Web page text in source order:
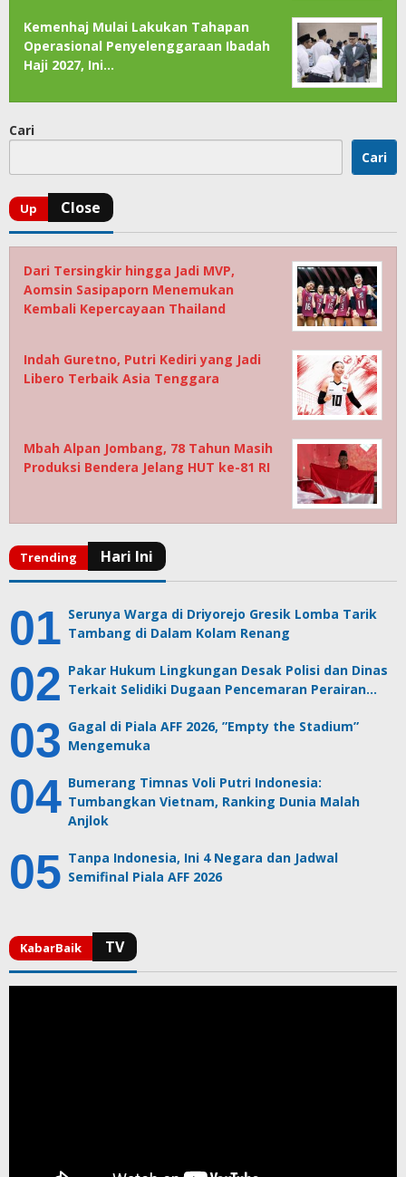
Kemenhaj Mulai Lakukan Tahapan
Operasional Penyelenggaraan Ibadah
Haji 2027, Ini…
Cari
Cari
Dari Tersingkir hingga Jadi MVP,
Aomsin Sasipaporn Menemukan
Kembali Kepercayaan Thailand
Indah Guretno, Putri Kediri yang Jadi
Libero Terbaik Asia Tenggara
Mbah Alpan Jombang, 78 Tahun Masih
Produksi Bendera Jelang HUT ke-81 RI
Serunya Warga di Driyorejo Gresik Lomba Tarik
Tambang di Dalam Kolam Renang
Pakar Hukum Lingkungan Desak Polisi dan Dinas
Terkait Selidiki Dugaan Pencemaran Perairan…
Gagal di Piala AFF 2026, ”Empty the Stadium”
Mengemuka
Bumerang Timnas Voli Putri Indonesia:
Tumbangkan Vietnam, Ranking Dunia Malah
Anjlok
Tanpa Indonesia, Ini 4 Negara dan Jadwal
Semifinal Piala AFF 2026